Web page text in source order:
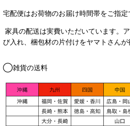
宅配便はお荷物のお届け時間帯をご指定
家具の配送は実費いただいています。
び入れ、梱包材の片付けをヤマトさんが
◯雑貨の送料